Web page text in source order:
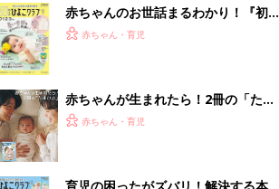
赤ちゃんのお世話まるわかり！『初め
てのひよこクラブ 夏号』〈巻頭大特
赤ちゃん・育児
赤ちゃんが生まれたら！2冊の「たま
ひよ」
赤ちゃん・育児
育児の困ったがズバリ！解決する本